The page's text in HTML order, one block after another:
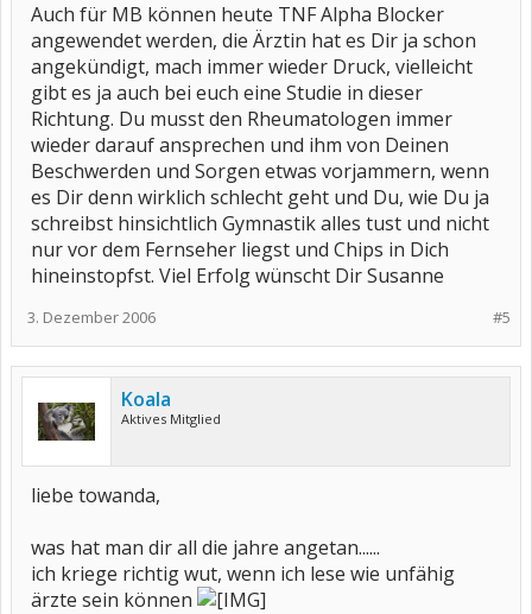
Auch für MB können heute TNF Alpha Blocker
angewendet werden, die Ärztin hat es Dir ja schon
angekündigt, mach immer wieder Druck, vielleicht
gibt es ja auch bei euch eine Studie in dieser
Richtung. Du musst den Rheumatologen immer
wieder darauf ansprechen und ihm von Deinen
Beschwerden und Sorgen etwas vorjammern, wenn
es Dir denn wirklich schlecht geht und Du, wie Du ja
schreibst hinsichtlich Gymnastik alles tust und nicht
nur vor dem Fernseher liegst und Chips in Dich
hineinstopfst. Viel Erfolg wünscht Dir Susanne
#5
3. Dezember 2006
Koala
Aktives Mitglied
liebe towanda,
was hat man dir all die jahre angetan......
ich kriege richtig wut, wenn ich lese wie unfähig
ärzte sein können